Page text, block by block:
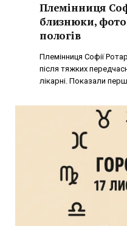
Племінниця
близнюки, фото
пологів
Племінниця Софії
після тяжких
лікарні. Показали